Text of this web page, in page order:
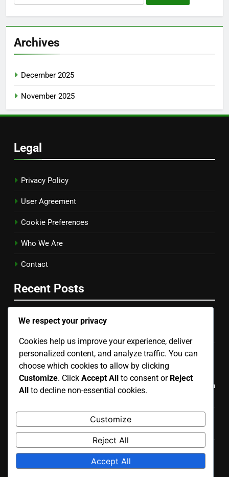
for:
Archives
December 2025
November 2025
Legal
Privacy Policy
User Agreement
Cookie Preferences
Who We Are
Contact
Recent Posts
Set Da Pranzo Per Esterni: Spazio ottimizzato, Materiali
Poltrone Da Esterno In Alluminio: Costo contenuto,
Durata, Manutenzione minima
Tavoli Pieghevoli: Economici, Facili da riporre, Versatilità
Lettini Da Giardino: Costo medio, Comfort, Varietà di
stili
Tavoli Da Giardino In Vetro: Rischio di rottura,
Manutenzione, Pulizia
We respect your privacy
Cookies help us improve your experience, deliver
personalized content, and analyze traffic. You can
choose which cookies to allow by clicking
Customize. Click Accept All to consent or Reject
All to decline non-essential cookies.
Customize
Reject All
Accept All